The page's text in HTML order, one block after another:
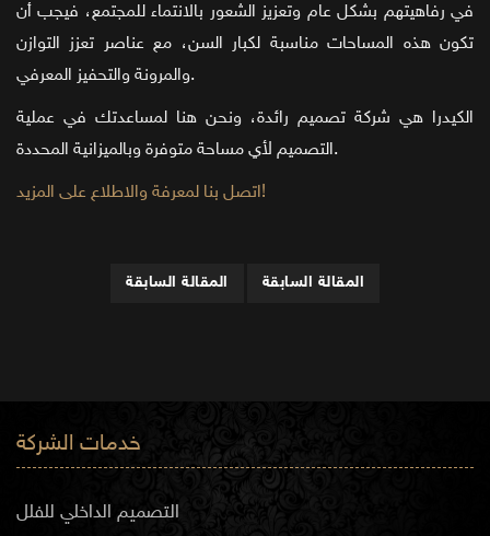
في رفاهيتهم بشكل عام وتعزيز الشعور بالانتماء للمجتمع، فيجب أن
تكون هذه المساحات مناسبة لكبار السن، مع عناصر تعزز التوازن
والمرونة والتحفيز المعرفي.
الكيدرا هي شركة تصميم رائدة، ونحن هنا لمساعدتك في عملية
التصميم لأي مساحة متوفرة وبالميزانية المحددة.
اتصل بنا لمعرفة والاطلاع على المزيد!
المقالة السابقة المقالة السابقة
خدمات الشركة
التصميم الداخلي للفلل